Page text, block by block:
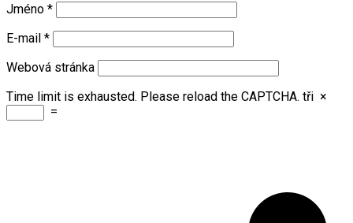
Jméno *
E-mail *
Webová stránka
Time limit is exhausted. Please reload the CAPTCHA. tři ×
=